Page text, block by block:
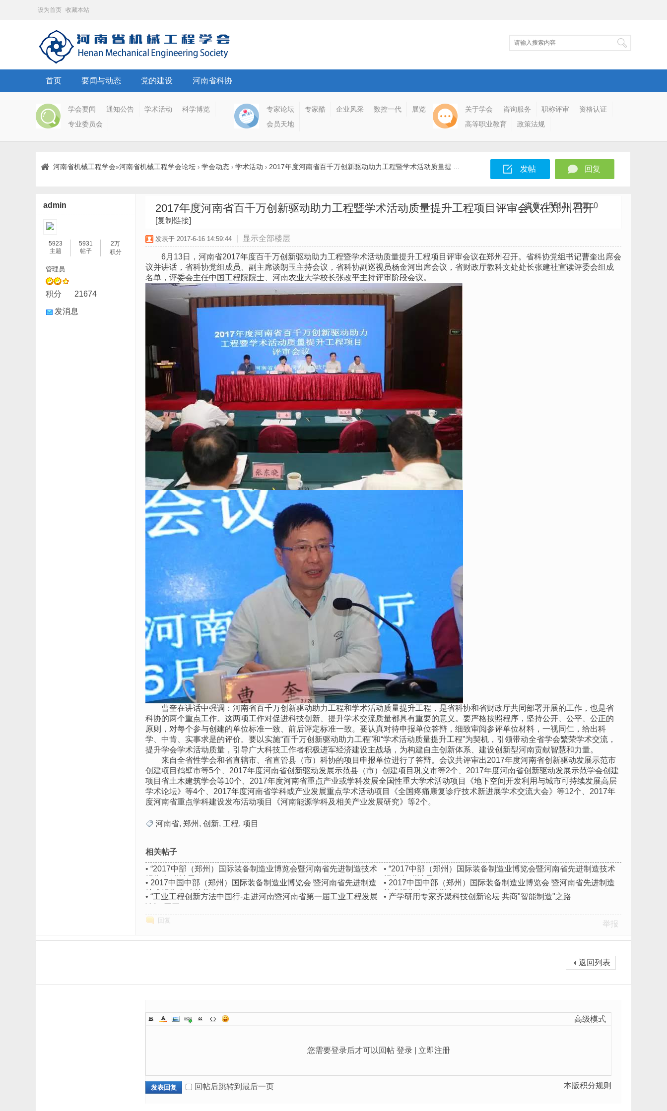
设为首页 收藏本站
首页 要闻与动态 党的建设 河南省科协
学会要闻 通知公告 学术活动
科学博览
专业委员会
专家论坛 专家酷 企业风采 数控一代
展览
会员天地
关于学会 咨询服务 职称评审
资格认证
高等职业教育
政策法规
河南省机械工程学会»河南省机械工程学会论坛 › 学会动态 › 学术活动 › 2017年度河南省百千万创新驱动助力工程暨学术活动质量提 ... 发帖 回复
admin
5923
主题
5931
帖子
2万
积分
管理员
积分 21674
发消息
2017年度河南省百千万创新驱动助力工程暨学术活动质量提升工程项目评审会议在郑州召开
[复制链接]
查看: 15512 | 回复: 0
发表于 2017-6-16 14:59:44 显示全部楼层
6月13日，河南省2017年度百千万创新驱动助力工程暨学术活动质量提升工程项目评审会议在郑州召开。省科协党组书记曹奎出席会
议并讲话，省科协党组成员、副主席谈朗玉主持会议，省科协副巡视员杨金河出席会议，省财政厅教科文处处长张建社宣读评委会组成
名单，评委会主任中国工程院院士、河南农业大学校长张改平主持评审阶段会议。
曹奎在讲话中强调：河南省百千万创新驱动助力工程和学术活动质量提升工程，是省科协和省财政厅共同部署开展的工作，也是省
科协的两个重点工作。这两项工作对促进科技创新、提升学术交流质量都具有重要的意义。要严格按照程序，坚持公开、公平、公正的
原则，对每个参与创建的单位标准一致、前后评定标准一致。要认真对待申报单位答辩，细致审阅参评单位材料，一视同仁，给出科
学、中肯、实事求是的评价。要以实施“百千万创新驱动助力工程”和“学术活动质量提升工程”为契机，引领带动全省学会繁荣学术交流，
提升学会学术活动质量，引导广大科技工作者积极进军经济建设主战场，为构建自主创新体系、建设创新型河南贡献智慧和力量。
来自全省性学会和省直辖市、省直管县（市）科协的项目申报单位进行了答辩。会议共评审出2017年度河南省创新驱动发展示范市
创建项目鹤壁市等5个、2017年度河南省创新驱动发展示范县（市）创建项目巩义市等2个、2017年度河南省创新驱动发展示范学会创建
项目省土木建筑学会等10个、2017年度河南省重点产业或学科发展全国性重大学术活动项目《地下空间开发利用与城市可持续发展高层
学术论坛》等4个、2017年度河南省学科或产业发展重点学术活动项目《全国疼痛康复诊疗技术新进展学术交流大会》等12个、2017年
度河南省重点学科建设发布活动项目《河南能源学科及相关产业发展研究》等2个。
河南省, 郑州 , 创新, 工程, 项目
相关帖子
• “2017中部（郑州）国际装备制造业博览会暨河南省先进制造技术
报告会“邀请函
• “2017中部（郑州）国际装备制造业博览会暨河南省先进制造技术
报告会“邀请函
• 2017中国中部（郑州）国际装备制造业博览会 暨河南省先进制造
技术报告会 会议指南
• 2017中国中部（郑州）国际装备制造业博览会 暨河南省先进制造
技术报告会成功举办
• “工业工程创新方法中国行-走进河南暨河南省第一届工业工程发展
• 产学研用专家齐聚科技创新论坛 共商"智能制造"之路
回复 举报
返回列表
高级模式
您需要登录后才可以回帖 登录| 立即注册
本版积分规则
发表回复 回帖后跳转到最后一页